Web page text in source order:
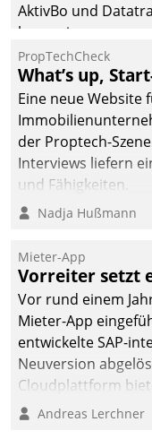
AktivBo und
kooperieren –
profitieren: Die
Integration der
von AktivBo und
Datatrain ermöglicht
automatisiert
zielgerichtete
Mieterbefragungen
starke Grundlage für
intelligente,
datengestützte
Entscheidungen.
PropTechCheck
What’s up,
Eine neue
der Proptech-
Interviews liefern
und Fähigkeiten.
Nadja Hußmann
Mieter-App
Vorreiter setzt
Vor rund einem
Mieter-App
entwickelte SAP-
Neuversion
Cloudplattform
die Funktionalität
Andreas Lerchner